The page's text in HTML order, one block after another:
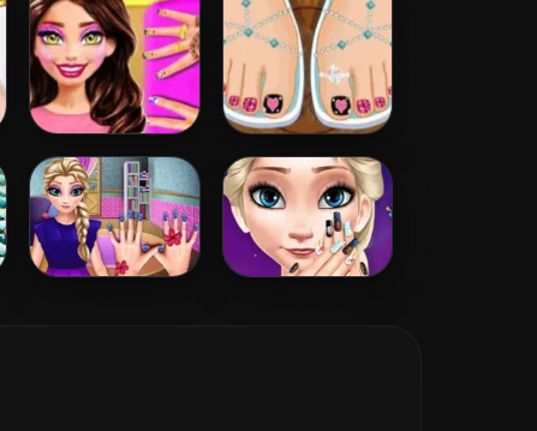
Kendal Beauty
Salon
Rapunzel
Pedicure Toes